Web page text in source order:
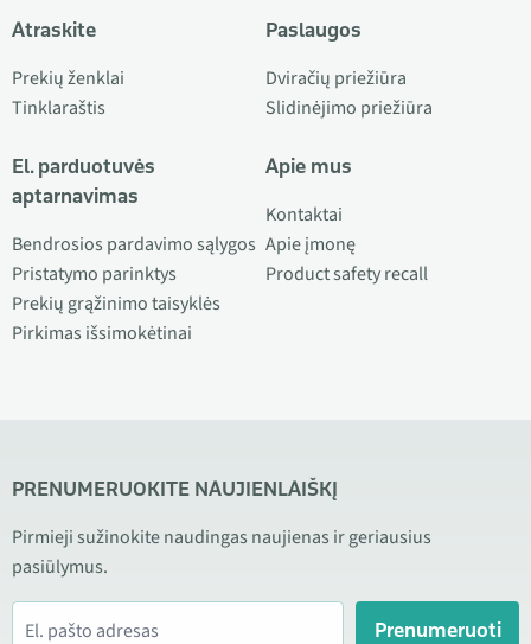
Atraskite
Prekių ženklai
Tinklaraštis
El. parduotuvės
aptarnavimas
Bendrosios pardavimo sąlygos
Pristatymo parinktys
Prekių grąžinimo taisyklės
Pirkimas išsimokėtinai
Paslaugos
Dviračių priežiūra
Slidinėjimo priežiūra
Apie mus
Kontaktai
Apie įmonę
Product safety recall
PRENUMERUOKITE NAUJIENLAIŠKĮ
Pirmieji sužinokite naudingas naujienas ir geriausius
pasiūlymus.
Prenumeruoti